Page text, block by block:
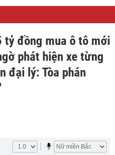
tỷ đồng mua ô tô mới
phát hiện xe từng
đại lý: Tòa phán